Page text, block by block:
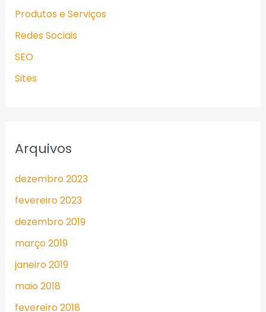
Produtos e Serviços
Redes Sociais
SEO
Sites
Arquivos
dezembro 2023
fevereiro 2023
dezembro 2019
março 2019
janeiro 2019
maio 2018
fevereiro 2018